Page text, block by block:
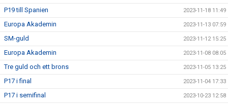
P19 till Spanien 2023-11-18 11:49
Europa Akademin 2023-11-13 07:59
SM-guld 2023-11-12 15:25
Europa Akademin 2023-11-08 08:05
Tre guld och ett brons 2023-11-05 13:25
P17 i final 2023-11-04 17:33
P17 i semifinal 2023-10-23 12:58